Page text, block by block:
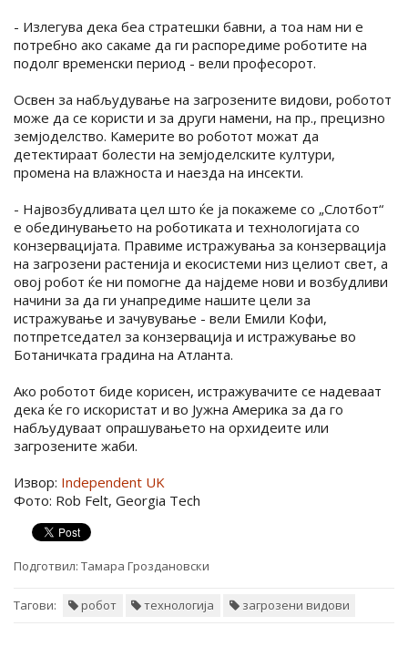
- Излегува дека беа стратешки бавни, а тоа нам ни е
потребно ако сакаме да ги распоредиме роботите на
подолг временски период - вели професорот.
Освен за набљудување на загрозените видови, роботот
може да се користи и за други намени, на пр., прецизно
земјоделство. Камерите во роботот можат да
детектираат болести на земјоделските култури,
промена на влажноста и наезда на инсекти.
- Највозбудливата цел што ќе ја покажеме со „Слотбот“
е обединувањето на роботиката и технологијата со
конзервацијата. Правиме истражувања за конзервација
на загрозени растенија и екосистеми низ целиот свет, а
овој робот ќе ни помогне да најдеме нови и возбудливи
начини за да ги унапредиме нашите цели за
истражување и зачувување - вели Емили Кофи,
потпретседател за конзервација и истражување во
Ботаничката градина на Атланта.
Ако роботот биде корисен, истражувачите се надеваат
дека ќе го искористат и во Јужна Америка за да го
набљудуваат опрашувањето на орхидеите или
загрозените жаби.
Извор: Independent UK
Фото: Rob Felt, Georgia Tech
Подготвил: Тамара Гроздановски
Тагови: робот технологија загрозени видови